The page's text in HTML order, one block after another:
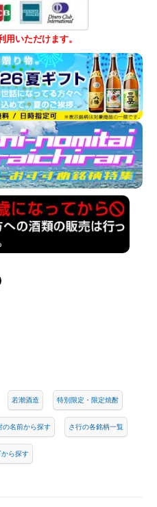
いただけます。
若潮酒造 特別限定・限定焼酎
の名前から探す さ行の各銘柄一覧
ら探す